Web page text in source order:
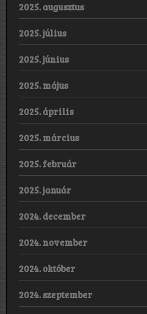
2025. augusztus
2025. július
2025. június
2025. május
2025. április
2025. március
2025. február
2025. január
2024. december
2024. november
2024. október
2024. szeptember